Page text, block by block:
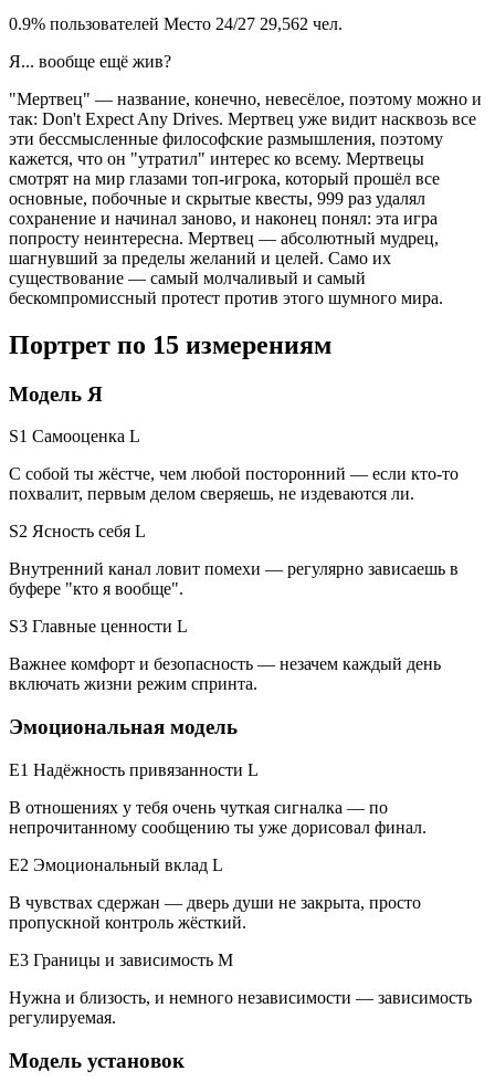
0.9% пользователей Место 24/27 29,562 чел.
Я... вообще ещё жив?
"Мертвец" — название, конечно, невесёлое, поэтому можно и
так: Don't Expect Any Drives. Мертвец уже видит насквозь все
эти бессмысленные философские размышления, поэтому
кажется, что он "утратил" интерес ко всему. Мертвецы
смотрят на мир глазами топ-игрока, который прошёл все
основные, побочные и скрытые квесты, 999 раз удалял
сохранение и начинал заново, и наконец понял: эта игра
попросту неинтересна. Мертвец — абсолютный мудрец,
шагнувший за пределы желаний и целей. Само их
существование — самый молчаливый и самый
бескомпромиссный протест против этого шумного мира.
Портрет по 15 измерениям
Модель Я
S1 Самооценка L
С собой ты жёстче, чем любой посторонний — если кто-то
похвалит, первым делом сверяешь, не издеваются ли.
S2 Ясность себя L
Внутренний канал ловит помехи — регулярно зависаешь в
буфере "кто я вообще".
S3 Главные ценности L
Важнее комфорт и безопасность — незачем каждый день
включать жизни режим спринта.
Эмоциональная модель
E1 Надёжность привязанности L
В отношениях у тебя очень чуткая сигналка — по
непрочитанному сообщению ты уже дорисовал финал.
E2 Эмоциональный вклад L
В чувствах сдержан — дверь души не закрыта, просто
пропускной контроль жёсткий.
E3 Границы и зависимость M
Нужна и близость, и немного независимости — зависимость
регулируемая.
Модель установок